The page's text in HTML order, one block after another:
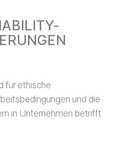
für ethische
und die
in Unternehmen betrifft